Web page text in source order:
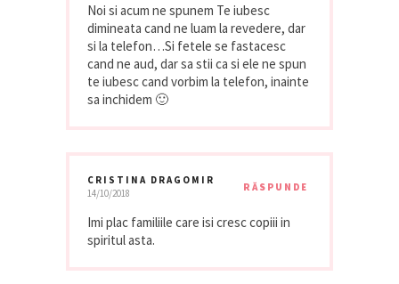
Noi si acum ne spunem Te iubesc
dimineata cand ne luam la revedere, dar
si la telefon…Si fetele se fastacesc
cand ne aud, dar sa stii ca si ele ne spun
te iubesc cand vorbim la telefon, inainte
sa inchidem 🙂
CRISTINA DRAGOMIR
14/10/2018
RĂSPUNDE
Imi plac familiile care isi cresc copiii in
spiritul asta.